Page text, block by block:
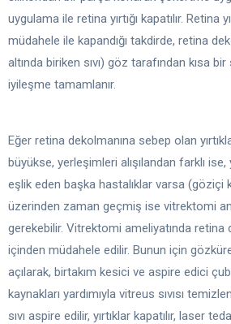
uygulama ile retina yırtığı kapatılır. Retina
müdahele ile kapandığı takdirde, retina
altında biriken sıvı) göz tarafından kısa
iyileşme tamamlanır.
Eğer retina dekolmanına sebep olan
büyükse, yerleşimleri alışılandan farklı ise,
eşlik eden başka hastalıklar varsa (göziçi
üzerinden zaman geçmiş ise vitrektomi
gerekebilir. Vitrektomi ameliyatında retina
içinden müdahele edilir. Bunun için
açılarak, birtakım kesici ve aspire edici
kaynakları yardımıyla vitreus sıvısı
sıvı aspire edilir, yırtıklar kapatılır, laser